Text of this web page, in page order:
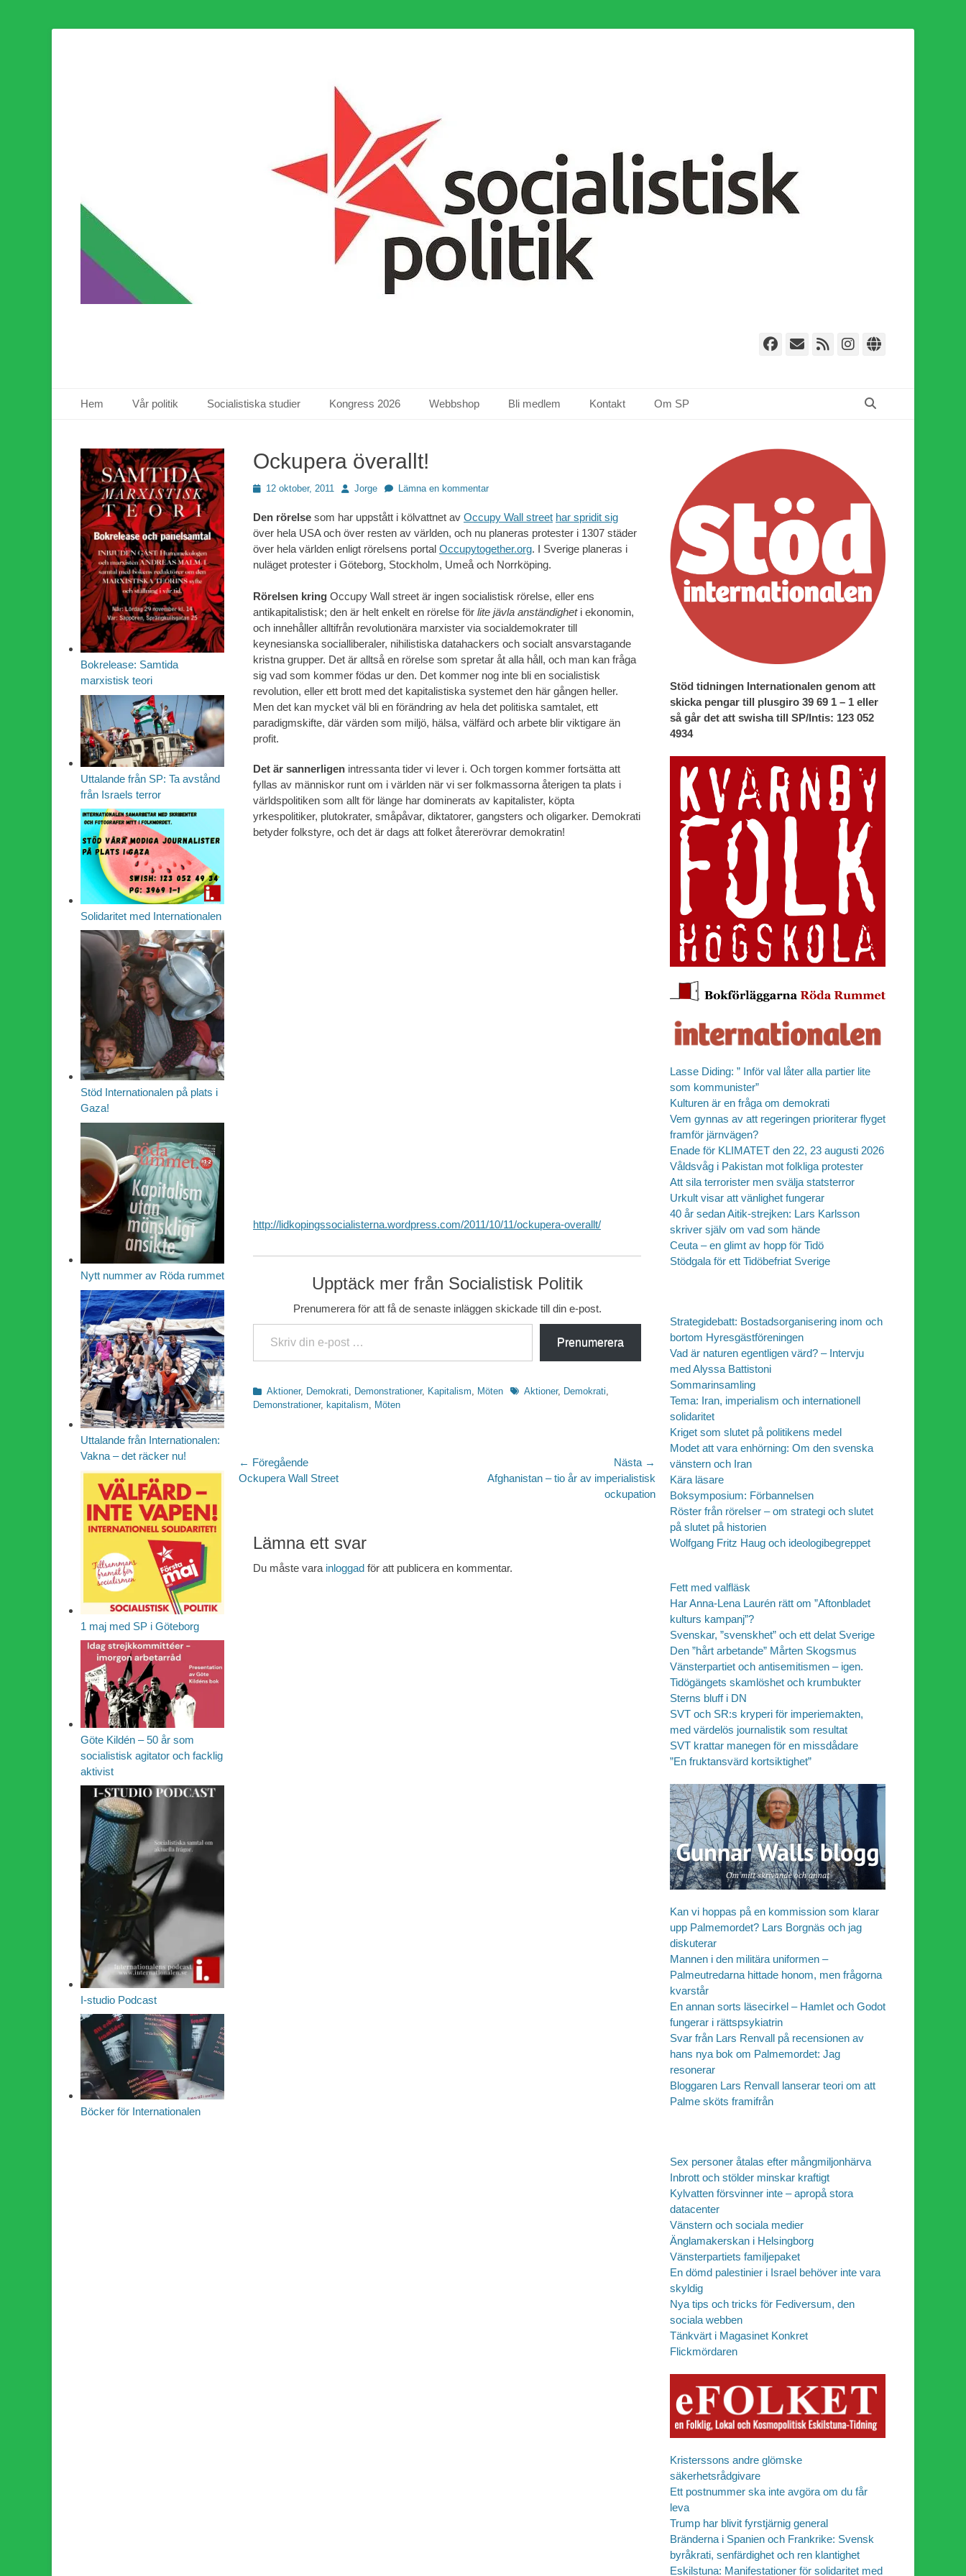
Facebook
E-
Webbflöde
Instagram
Primär meny
Hem Vår politik Socialistiska studier Kongress 2026 Webbshop Bli medlem Kontakt Om SP
Ockupera överallt!
Publicerad
12 oktober, 2011 Författare
Jorge Lämna en kommentar
Den rörelse som har uppstått i kölvattnet av Occupy Wall street har spridit sig
över hela USA och över resten av världen, och nu planeras protester i 1307 städer
över hela världen enligt rörelsens portal Occupytogether.org. I Sverige planeras i
nuläget protester i Göteborg, Stockholm, Umeå och Norrköping.
Rörelsen kring Occupy Wall street är ingen socialistisk rörelse, eller ens
antikapitalistisk; den är helt enkelt en rörelse för lite jävla anständigheti ekonomin,
och innehåller alltifrån revolutionära marxister via socialdemokrater till
keynesianska socialliberaler, nihilistiska datahackers och socialt ansvarstagande
kristna grupper. Det är alltså en rörelse som spretar åt alla håll, och man kan fråga
sig vad som kommer födas ur den. Det kommer nog inte bli en socialistisk
revolution, eller ett brott med det kapitalistiska systemet den här gången heller.
Men det kan mycket väl bli en förändring av hela det politiska samtalet, ett
paradigmskifte, där värden som miljö, hälsa, välfärd och arbete blir viktigare än
profit.
Det är sannerligen intressanta tider vi lever i. Och torgen kommer fortsätta att
fyllas av människor runt om i världen när vi ser folkmassorna återigen ta plats i
världspolitiken som allt för länge har dominerats av kapitalister, köpta
yrkespolitiker, plutokrater, småpåvar, diktatorer, gangsters och oligarker. Demokrati
betyder folkstyre, och det är dags att folket återerövrar demokratin!
http://lidkopingssocialisterna.wordpress.com/2011/10/11/ockupera-overallt/
Upptäck mer från Socialistisk Politik
Prenumerera för att få de senaste inläggen skickade till din e-post.
Skriv din e-post …
Prenumerera
Kategorier
Aktioner, Demokrati, Demonstrationer, Kapitalism, Möten Etiketter
Aktioner, Demokrati,
Demonstrationer, kapitalism, Möten
Inläggsnavigering
← Föregående
Föregående
Ockupera Wall Street
Nästa →
Afghanistan – tio år av imperialistisk
ockupation
Lämna ett svar
Du måste vara inloggad för att publicera en kommentar.
Stöd tidningen Internationalen genom att
skicka pengar till plusgiro 39 69 1 – 1 eller
så går det att swisha till SP/Intis: 123 052
4934
Lasse Diding: ” Inför val låter alla partier lite
som kommunister”
Kulturen är en fråga om demokrati
Vem gynnas av att regeringen prioriterar flyget
framför järnvägen?
Enade för KLIMATET den 22, 23 augusti 2026
Våldsvåg i Pakistan mot folkliga protester
Att sila terrorister men svälja statsterror
Urkult visar att vänlighet fungerar
40 år sedan Aitik-strejken: Lars Karlsson
skriver själv om vad som hände
Ceuta – en glimt av hopp för Tidö
Stödgala för ett Tidöbefriat Sverige
Strategidebatt: Bostadsorganisering inom och
bortom Hyresgästföreningen
Vad är naturen egentligen värd? – Intervju
med Alyssa Battistoni
Sommarinsamling
Tema: Iran, imperialism och internationell
solidaritet
Kriget som slutet på politikens medel
Modet att vara enhörning: Om den svenska
vänstern och Iran
Kära läsare
Boksymposium: Förbannelsen
Röster från rörelser – om strategi och slutet
på slutet på historien
Wolfgang Fritz Haug och ideologibegreppet
Fett med valfläsk
Har Anna-Lena Laurén rätt om ”Aftonbladet
kulturs kampanj”?
Svenskar, ”svenskhet” och ett delat Sverige
Den ”hårt arbetande” Mårten Skogsmus
Vänsterpartiet och antisemitismen – igen.
Tidögängets skamlöshet och krumbukter
Sterns bluff i DN
SVT och SR:s kryperi för imperiemakten,
med värdelös journalistik som resultat
SVT krattar manegen för en missdådare
”En fruktansvärd kortsiktighet”
Kan vi hoppas på en kommission som klarar
upp Palmemordet? Lars Borgnäs och jag
diskuterar
Mannen i den militära uniformen –
Palmeutredarna hittade honom, men frågorna
kvarstår
En annan sorts läsecirkel – Hamlet och Godot
fungerar i rättspsykiatrin
Svar från Lars Renvall på recensionen av
hans nya bok om Palmemordet: Jag
resonerar
Bloggaren Lars Renvall lanserar teori om att
Palme sköts framifrån
Sex personer åtalas efter mångmiljonhärva
Inbrott och stölder minskar kraftigt
Kylvatten försvinner inte – apropå stora
datacenter
Vänstern och sociala medier
Änglamakerskan i Helsingborg
Vänsterpartiets familjepaket
En dömd palestinier i Israel behöver inte vara
skyldig
Nya tips och tricks för Fediversum, den
sociala webben
Tänkvärt i Magasinet Konkret
Flickmördaren
Kristerssons andre glömske
säkerhetsrådgivare
Ett postnummer ska inte avgöra om du får
leva
Trump har blivit fyrstjärnig general
Bränderna i Spanien och Frankrike: Svensk
byråkrati, senfärdighet och ren klantighet
Eskilstuna: Manifestationer för solidaritet med
Bokrelease: Samtida
marxistisk teori
Uttalande från SP: Ta avstånd
från Israels terror
Solidaritet med Internationalen
Stöd Internationalen på plats i
Gaza!
Nytt nummer av Röda rummet
Uttalande från Internationalen:
Vakna – det räcker nu!
1 maj med SP i Göteborg
Göte Kildén – 50 år som
socialistisk agitator och facklig
aktivist
I-studio Podcast
Böcker för Internationalen